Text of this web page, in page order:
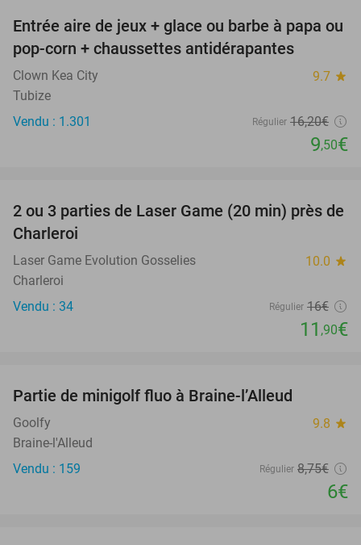
41%
Entrée aire de jeux + glace ou barbe à papa ou
pop-corn + chaussettes antidérapantes
Clown Kea City 9.7 star
Tubize
Vendu : 1.301
Régulier 16,20€
9,50€
26%
2 ou 3 parties de Laser Game (20 min) près de
Charleroi
Laser Game Evolution Gosselies 10.0 star
Charleroi
Vendu : 34
Régulier 16€
11 ,90€
Partie de minigolf fluo à Braine-l’Alleud
Goolfy 9.8 star
Braine-l'Alleud
Vendu : 159
Régulier 8,75€
6€